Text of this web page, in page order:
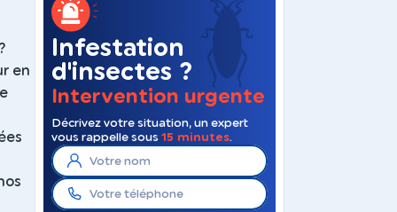
en
Infestation
d'insectes ?
Intervention urgente
Décrivez votre situation, un expert
vous rappelle sous 15 minutes.